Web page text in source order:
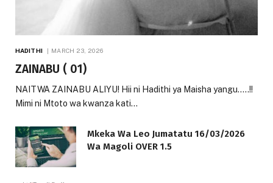
HADITHI MARCH 23, 2026
ZAINABU ( 01)
NAITWA ZAINABU ALIYU! Hii ni Hadithi ya Maisha yangu…..!!
Mimi ni Mtoto wa kwanza kati…
Mkeka Wa Leo Jumatatu 16/03/2026
Wa Magoli OVER 1.5